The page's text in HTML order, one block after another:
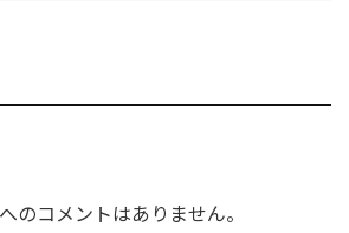
のコメントはありません。